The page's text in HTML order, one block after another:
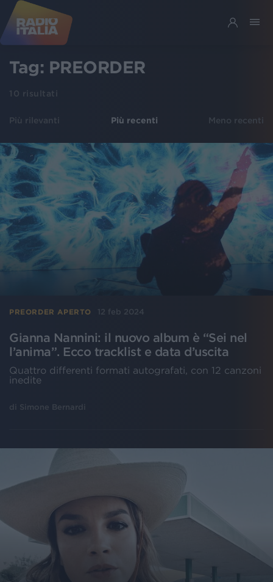
Tag: PREORDER
10 risultati
Più rilevanti Più recenti Meno recenti
PREORDER APERTO 12 feb 2024
Gianna Nannini: il nuovo album è “Sei nel
l’anima”. Ecco tracklist e data d’uscita
Quattro differenti formati autografati, con 12 canzoni
inedite
di Simone Bernardi